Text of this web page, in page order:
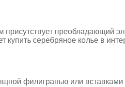
преобладающий
серебряное колье в
филигранью или вставками